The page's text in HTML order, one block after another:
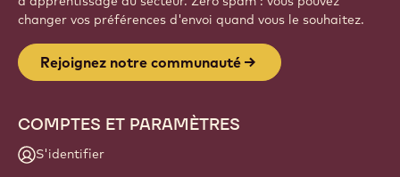
changer vos préférences d'envoi quand vous le souhaitez.
Rejoignez notre communauté
COMPTES ET PARAMÈTRES
S'identifier